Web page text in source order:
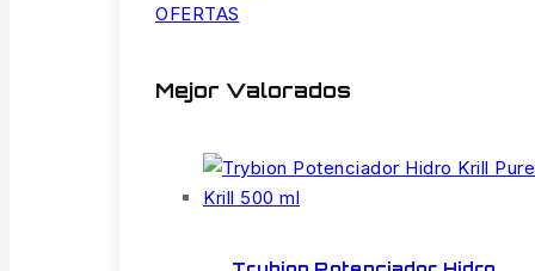
OFERTAS
Mejor Valorados